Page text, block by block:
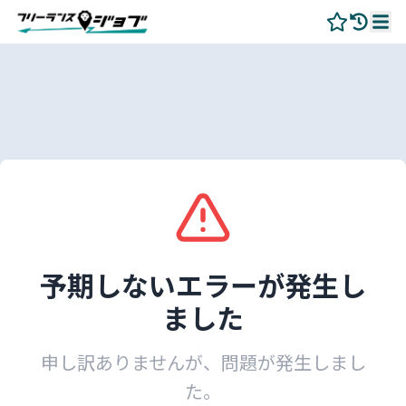
予期しないエラーが発生し
ました
申し訳ありませんが、問題が発生しまし
た。